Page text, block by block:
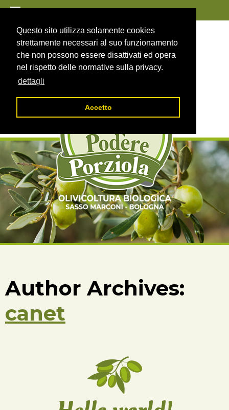
Questo sito utilizza solamente cookies
strettamente necessari al suo funzionamento
che non possono essere disattivati ed opera
nel rispetto delle normative sulla privacy.
dettagli
Accetto
MENU
+39 335 5911009 |
podereporziola@oliobiologicoporziola.it
Author Archives:
canet